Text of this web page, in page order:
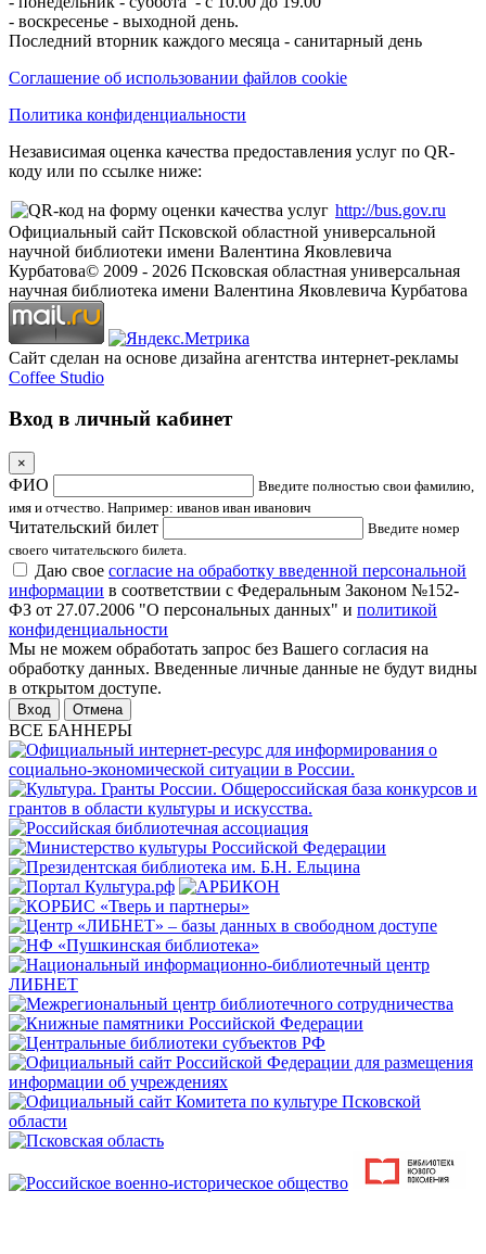
- воскресенье - выходной день.
Последний вторник каждого месяца - санитарный день
Соглашение об использовании файлов cookie
Политика конфиденциальности
Независимая оценка качества предоставления услуг по QR-
коду или по ссылке ниже:
http://bus.gov.ru
Официальный сайт Псковской областной универсальной
научной библиотеки имени Валентина Яковлевича
Курбатова© 2009 - 2026 Псковская областная универсальная
научная библиотека имени Валентина Яковлевича Курбатова
Сайт сделан на основе дизайна агентства интернет-рекламы
Coffee Studio
Вход в личный кабинет
×
ФИО
Введите полностью свои фамилию,
имя и отчество. Например: иванов иван иванович
Читательский билет
Введите номер
своего читательского билета.
Даю свое согласие на обработку введенной персональной
информации в соответствии с Федеральным Законом №152-
ФЗ от 27.07.2006 "О персональных данных" и политикой
конфиденциальности
Мы не можем обработать запрос без Вашего согласия на
обработку данных. Введенные личные данные не будут видны
в открытом доступе.
Отмена
ВСЕ БАННЕРЫ